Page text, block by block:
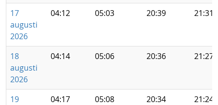
17
augusti
2026
04:12 05:03 20:39 21:31
18
augusti
2026
04:14 05:06 20:36 21:27
19
04:17 05:08 20:34 21:24